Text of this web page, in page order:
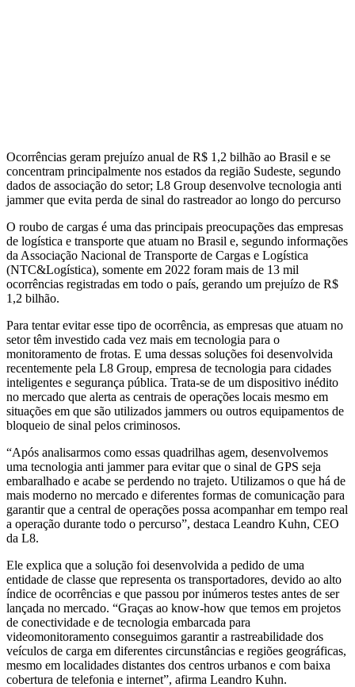
Ocorrências geram prejuízo anual de R$ 1,2 bilhão ao Brasil e se
concentram principalmente nos estados da região Sudeste, segundo
dados de associação do setor; L8 Group desenvolve tecnologia anti
jammer que evita perda de sinal do rastreador ao longo do percurso
O roubo de cargas é uma das principais preocupações das empresas
de logística e transporte que atuam no Brasil e, segundo informações
da Associação Nacional de Transporte de Cargas e Logística
(NTC&Logística), somente em 2022 foram mais de 13 mil
ocorrências registradas em todo o país, gerando um prejuízo de R$
1,2 bilhão.
Para tentar evitar esse tipo de ocorrência, as empresas que atuam no
setor têm investido cada vez mais em tecnologia para o
monitoramento de frotas. E uma dessas soluções foi desenvolvida
recentemente pela L8 Group, empresa de tecnologia para cidades
inteligentes e segurança pública. Trata-se de um dispositivo inédito
no mercado que alerta as centrais de operações locais mesmo em
situações em que são utilizados jammers ou outros equipamentos de
bloqueio de sinal pelos criminosos.
“Após analisarmos como essas quadrilhas agem, desenvolvemos
uma tecnologia anti jammer para evitar que o sinal de GPS seja
embaralhado e acabe se perdendo no trajeto. Utilizamos o que há de
mais moderno no mercado e diferentes formas de comunicação para
garantir que a central de operações possa acompanhar em tempo real
a operação durante todo o percurso”, destaca Leandro Kuhn, CEO
da L8.
Ele explica que a solução foi desenvolvida a pedido de uma
entidade de classe que representa os transportadores, devido ao alto
índice de ocorrências e que passou por inúmeros testes antes de ser
lançada no mercado. “Graças ao know-how que temos em projetos
de conectividade e de tecnologia embarcada para
videomonitoramento conseguimos garantir a rastreabilidade dos
veículos de carga em diferentes circunstâncias e regiões geográficas,
mesmo em localidades distantes dos centros urbanos e com baixa
cobertura de telefonia e internet”, afirma Leandro Kuhn.